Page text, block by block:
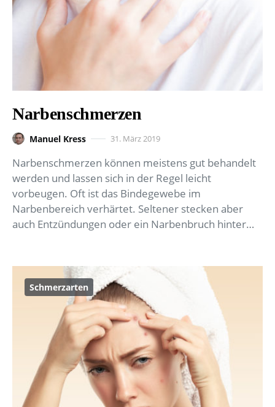
Narbenschmerzen
Manuel Kress 31. März 2019
Narbenschmerzen können meistens gut behandelt
werden und lassen sich in der Regel leicht
vorbeugen. Oft ist das Bindegewebe im
Narbenbereich verhärtet. Seltener stecken aber
auch Entzündungen oder ein Narbenbruch hinter…
Schmerzarten